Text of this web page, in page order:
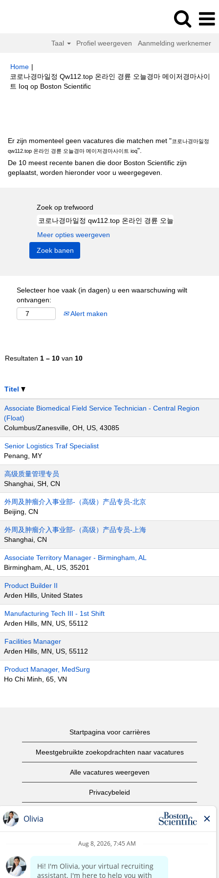
Taal Profiel weergeven Aanmelding werknemer
Home |
코로나경마일정 Qw112.top 온라인 경륜 오늘경마 메이저경마사이
트 Ioq op Boston Scientific(huidige
Er zijn momenteel geen vacatures die matchen met "코로나경마일정
qw112.top 온라인 경륜 오늘경마 메이저경마사이트 ioq".
De 10 meest recente banen die door Boston Scientific zijn
geplaatst, worden hieronder voor u weergegeven.
Zoek op trefwoord
Meer opties weergeven
Selecteer hoe vaak (in dagen) u een waarschuwing wilt
ontvangen:
Alert maken
Resultaten 1 – 10 van 10
Titel
Associate Biomedical Field Service Technician - Central Region
(Float)
Columbus/Zanesville, OH, US, 43085
Senior Logistics Traf Specialist
Penang, MY
高级质量管理专员
Shanghai, SH, CN
外周及肿瘤介入事业部-（高级）产品专员-北京
Beijing, CN
外周及肿瘤介入事业部-（高级）产品专员-上海
Shanghai, CN
Associate Territory Manager - Birmingham, AL
Birmingham, AL, US, 35201
Product Builder II
Arden Hills, United States
Manufacturing Tech III - 1st Shift
Arden Hills, MN, US, 55112
Facilities Manager
Arden Hills, MN, US, 55112
Product Manager, MedSurg
Ho Chi Minh, 65, VN
Startpagina voor carrières
Meestgebruikte zoekopdrachten naar vacatures
Alle vacatures weergeven
Privacybeleid
Copyright informatie
Startpagina van het bedrijf